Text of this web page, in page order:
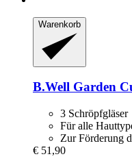
Warenkorb
B.Well Garden
3 Schröpfgläser
Für alle
Zur Förderung
€ 51,90